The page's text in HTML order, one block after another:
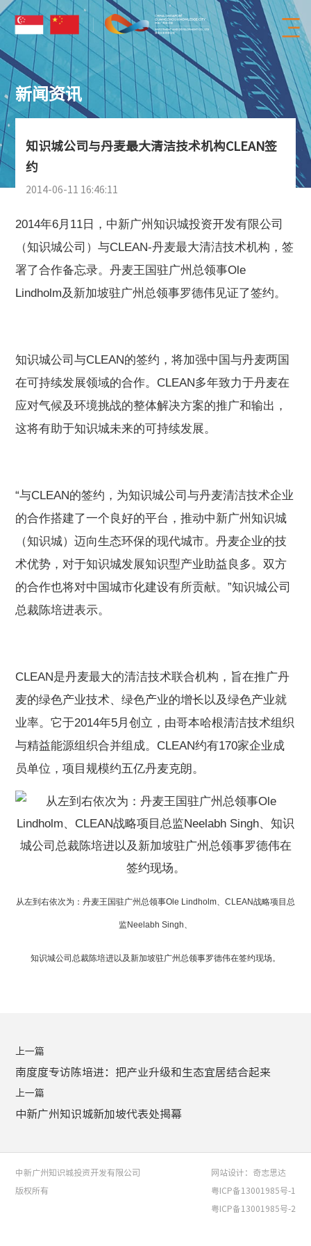
新闻资讯
知识城公司与丹麦最大清洁技术机构CLEAN签
约
2014-06-11 16:46:11
2014年6月11日，中新广州知识城投资开发有限公司
（知识城公司）与CLEAN-丹麦最大清洁技术机构，签
署了合作备忘录。丹麦王国驻广州总领事Ole
Lindholm及新加坡驻广州总领事罗德伟见证了签约。
知识城公司与CLEAN的签约，将加强中国与丹麦两国
在可持续发展领域的合作。CLEAN多年致力于丹麦在
应对气候及环境挑战的整体解决方案的推广和输出，
这将有助于知识城未来的可持续发展。
“与CLEAN的签约，为知识城公司与丹麦清洁技术企业
的合作搭建了一个良好的平台，推动中新广州知识城
（知识城）迈向生态环保的现代城市。丹麦企业的技
术优势，对于知识城发展知识型产业助益良多。双方
的合作也将对中国城市化建设有所贡献。”知识城公司
总裁陈培进表示。
CLEAN是丹麦最大的清洁技术联合机构，旨在推广丹
麦的绿色产业技术、绿色产业的增长以及绿色产业就
业率。它于2014年5月创立，由哥本哈根清洁技术组织
与精益能源组织合并组成。CLEAN约有170家企业成
员单位，项目规模约五亿丹麦克朗。
从左到右依次为：丹麦王国驻广州总领事Ole Lindholm、CLEAN战略项目总
监Neelabh Singh、
知识城公司总裁陈培进以及新加坡驻广州总领事罗德伟在签约现场。
上一篇
南度度专访陈培进：把产业升级和生态宜居结合起来
上一篇
中新广州知识城新加坡代表处揭幕
中新广州知识城投资开发有限公司
版权所有
网站设计：奇志思达
粤ICP备13001985号-1
粤ICP备13001985号-2